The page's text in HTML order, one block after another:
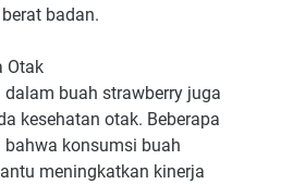
badan.
Otak
buah strawberry juga
kesehatan otak. Beberapa
konsumsi buah
meningkatkan kinerja